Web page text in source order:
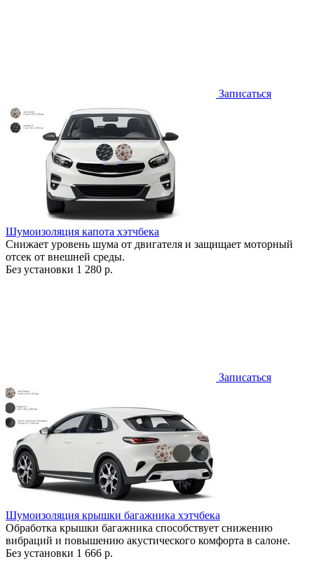
Записаться
Шумоизоляция капота хэтчбека
Снижает уровень шума от двигателя и защищает моторный
отсек от внешней среды.
Без установки 1 280 р.
Записаться
Шумоизоляция крышки багажника хэтчбека
Обработка крышки багажника способствует снижению
вибраций и повышению акустического комфорта в салоне.
Без установки 1 666 р.